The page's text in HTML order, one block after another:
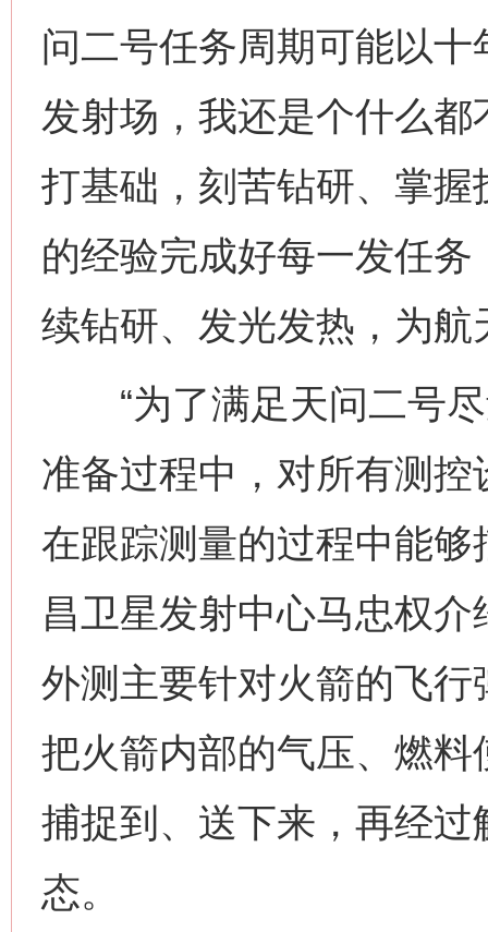
问二号任务周期可能以
发射场，我还是个什么都
打基础，刻苦钻研、掌
的经验完成好每一发任
续钻研、发光发热，为航
“为了满足天问二号尽
准备过程中，对所有测
在跟踪测量的过程中能够
昌卫星发射中心马忠权
外测主要针对火箭的飞
把火箭内部的气压、燃
捕捉到、送下来，再经
态。